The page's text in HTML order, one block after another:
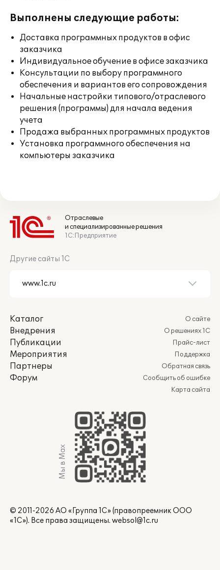
Выполнены следующие работы:
Доставка программных продуктов в офис
заказчика
Индивидуальное обучение в офисе заказчика
Консультации по выбору программного
обеспечения и вариантов его сопровождения
Начальные настройки типового/отраслевого
решения (программы) для начала ведения
учета
Продажа выбранных программных продуктов
Установка программного обеспечения на
компьютеры заказчика
Отраслевые
и специализированные решения
1С:Предприятие
Другие сайты 1С
Каталог
Внедрения
Публикации
Мероприятия
Партнеры
Форум
О сайте
О решениях 1С
Прайс-лист
Поддержка
Обратная связь
Сообщить об ошибке
Карта сайта
Мы в Max
© 2011-2026 АО «Группа 1С» (правопреемник ООО
«1С»). Все права защищены. websol@1c.ru